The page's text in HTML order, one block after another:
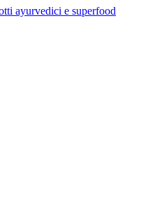
ayurvedici e superfood